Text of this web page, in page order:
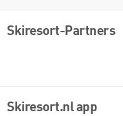
Skiresort-Partners
Skiresort.nl app